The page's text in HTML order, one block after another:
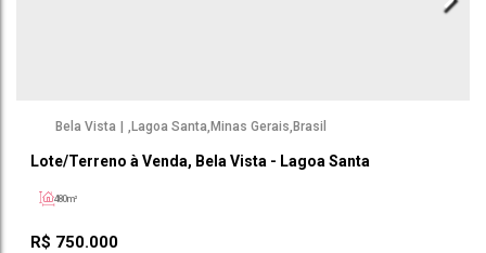
Lote/Terreno à Venda, Bela Vista - Lagoa Santa
R$ 750.000
Bela Vista Lagoa Santa Minas Gerais Brasil
480m²